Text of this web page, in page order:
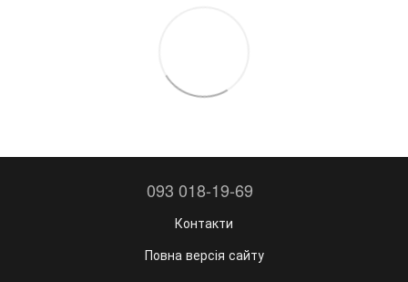
093 018-19-69
Контакти
Повна версія сайту